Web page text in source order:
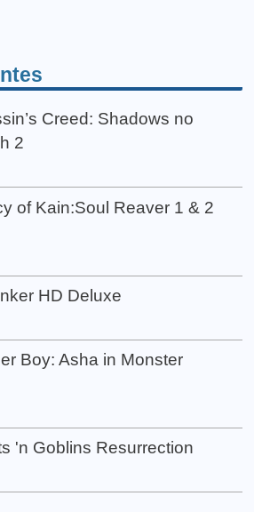
Creed: Shadows no
2
of Kain:Soul Reaver 1 & 2
HD Deluxe
Boy: Asha in Monster
'n Goblins Resurrection